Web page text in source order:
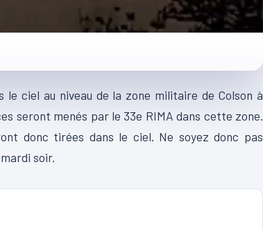
ciel au niveau de la zone militaire de Colson à
seront menés par le 33e RIMA dans cette zone.
donc tirées dans le ciel. Ne soyez donc pas
soir.